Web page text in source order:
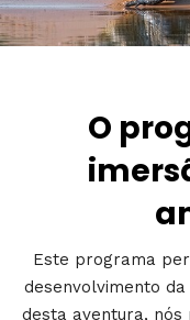
O
Este programa
desenvolvimento
desta aventura, nós